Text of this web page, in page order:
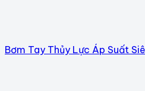
Bơm Tay Thủy Lực Áp Suất